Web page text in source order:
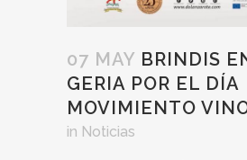
07 MAY BRINDIS
GERIA POR EL DÍA
MOVIMIENTO
in Noticias